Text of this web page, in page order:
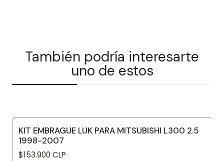
También podría interesarte
uno de estos
KIT EMBRAGUE LUK PARA MITSUBISHI L300 2.5
1998-2007
$153.900 CLP